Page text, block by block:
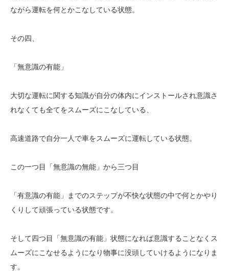
ながら運転を何とかこなしている状態。
その四、
「無意識の有能」
大切な運転に関する知識が自分の体内にインストールされ意識さ
れなくても全てをスムーズにこなしている、
高速道路で自分一人で車をスムーズに運転している状態。
この一つ目「無意識の無能」から三つ目
「有意識の有能」までのステップが不快な状態の中で何とかやり
くりして頑張っている状態です。
そして四つ目「無意識の有能」状態になれば意識することなくス
ムーズにこなせるようになり物事に没頭していけるようになりま
す。